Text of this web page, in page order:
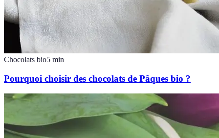
Chocolats bio5 min
Pourquoi choisir des chocolats de Pâques bio ?